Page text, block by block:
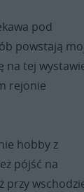
pod
powstają
na tej
rejonie
hobby z
pójść na
przy